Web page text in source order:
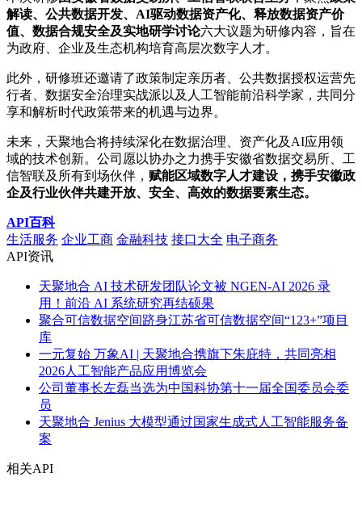
解读、公共数据开发、AI驱动数据资产化、释放数据资产价
值、数据合规安全及实地研学讨论六大议题为研修内容，旨在
为政府、企业及生态机构培育高层次数字人才。
此外，研修班还邀请了政策制定亲历者、公共数据授权运营先
行者、数据安全治理实战派以及人工智能前沿科学家，共同分
享和解析时代政策带来的机遇与边界。
未来，天聚地合将持续深化在数据治理、资产化及AI应用领
域的技术创新。公司愿以协办之力携手安徽省数据交易所、工
信智联及所有到场伙伴， 赋能区域数字人才建设，携手安徽政
企及行业伙伴共建开放、安全、高效的数据要素生态。
API百科
生活服务 企业工商 金融科技 接口大全 电子商务
API资讯
天聚地合 AI 技术研发团队论文被 NGEN-AI 2026 录
用！前沿 AI 系统研究再结硕果
聚合可信数据空间跻身江苏省可信数据空间“123+”项目
库
一元复始 万象AI | 天聚地合携旗下朱庇特，共同亮相
2026人工智能产品应用博览会
公司董事长左磊当选为中国科协第十一届全国委员会委
员
天聚地合 Jenius 大模型通过国家生成式人工智能服务备
案
相关API